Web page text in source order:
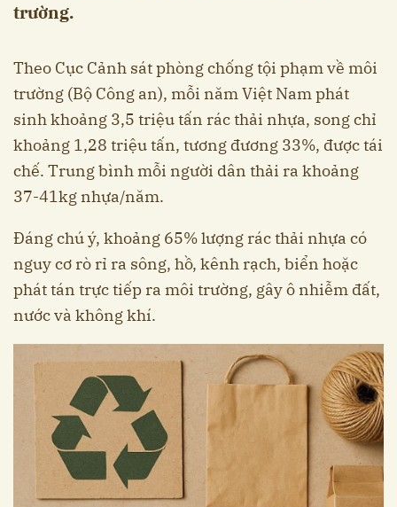
trường.
Theo Cục Cảnh sát phòng chống tội phạm về môi
trường (Bộ Công an), mỗi năm Việt Nam phát
sinh khoảng 3,5 triệu tấn rác thải nhựa, song chỉ
khoảng 1,28 triệu tấn, tương đương 33%, được tái
chế. Trung bình mỗi người dân thải ra khoảng
37-41kg nhựa/năm.
Đáng chú ý, khoảng 65% lượng rác thải nhựa có
nguy cơ rò rỉ ra sông, hồ, kênh rạch, biển hoặc
phát tán trực tiếp ra môi trường, gây ô nhiễm đất,
nước và không khí.